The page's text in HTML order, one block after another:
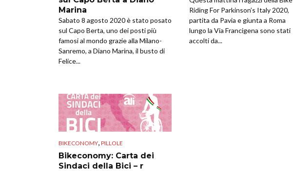
Marina
Sabato 8 agosto 2020 è stato posato
sul Capo Berta, uno dei posti più
famosi al mondo grazie alla Milano-
Sanremo, a Diano Marina, il busto di
Felice...
Riding For Parkinson’s Italy 2020,
partita da Pavia e giunta a Roma
lungo la Via Francigena sono stati
accolti da...
BIKECONOMY PILLOLE
Bikeconomy: Carta dei
Sindaci della Bici – r